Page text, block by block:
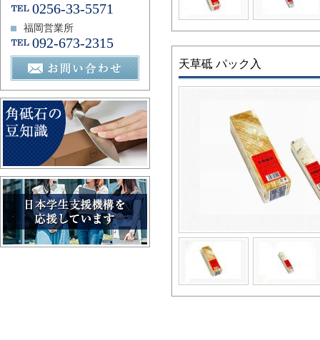
天草砥 パック入
0256-33-5571
福岡営業所
092-673-2315